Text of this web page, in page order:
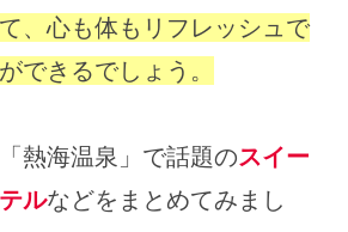
、心も体もリフレッシュで
できるでしょう。
熱海温泉」で話題のスイー
ルなどをまとめてみまし